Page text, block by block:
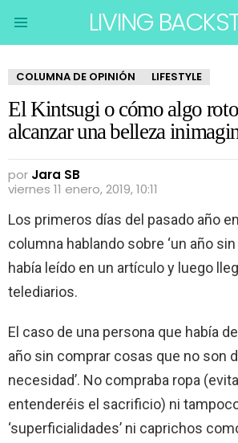
LIVING
COLUMNA DE OPINIÓN LIFESTYLE
El Kintsugi o cómo algo
alcanzar una belleza
por Jara SB
viernes 11 enero, 2019, 10:11
Los primeros días del pasado año
columna hablando sobre ‘un año sin
había leído en un artículo y luego
telediarios.
El caso de una persona que había
año sin comprar cosas que no son
necesidad’. No compraba ropa
entenderéis el sacrificio) ni
‘superficialidades’ ni caprichos